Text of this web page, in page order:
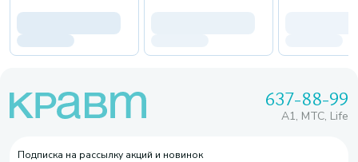
637-88-99
A1, МТС, Life
Подписка на рассылку акций и новинок